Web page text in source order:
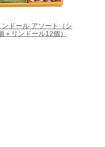
ドール アソート（シ
＋リンドール12個）